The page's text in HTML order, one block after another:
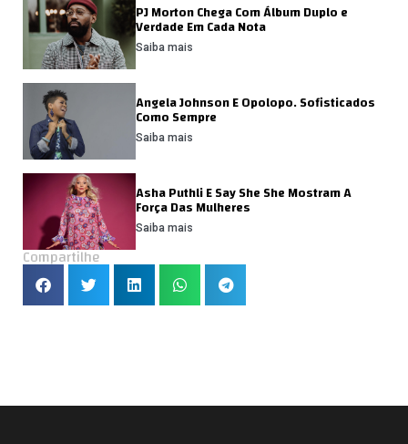
PJ Morton Chega Com Álbum Duplo e
Verdade Em Cada Nota
Saiba mais
Angela Johnson E Opolopo. Sofisticados
Como Sempre
Saiba mais
Asha Puthli E Say She She Mostram A
Força Das Mulheres
Saiba mais
Compartilhe